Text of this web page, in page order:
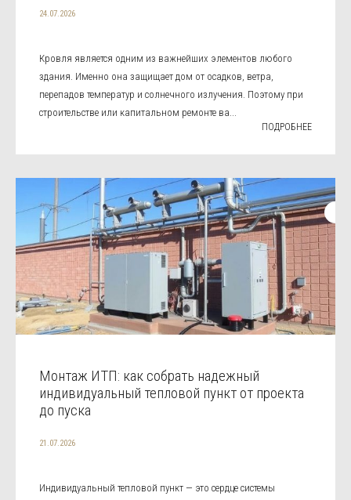
24.07.2026
Кровля является одним из важнейших элементов любого
здания. Именно она защищает дом от осадков, ветра,
перепадов температур и солнечного излучения. Поэтому при
строительстве или капитальном ремонте ва...
ПОДРОБНЕЕ
Монтаж ИТП: как собрать надежный
индивидуальный тепловой пункт от проекта
до пуска
21.07.2026
Индивидуальный тепловой пункт — это сердце системы